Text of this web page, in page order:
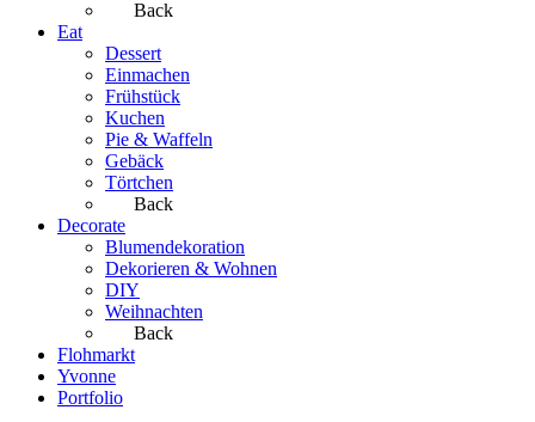
Back
Eat
Dessert
Einmachen
Frühstück
Kuchen
Pie & Waffeln
Gebäck
Törtchen
Back
Decorate
Blumendekoration
Dekorieren & Wohnen
DIY
Weihnachten
Back
Flohmarkt
Yvonne
Portfolio